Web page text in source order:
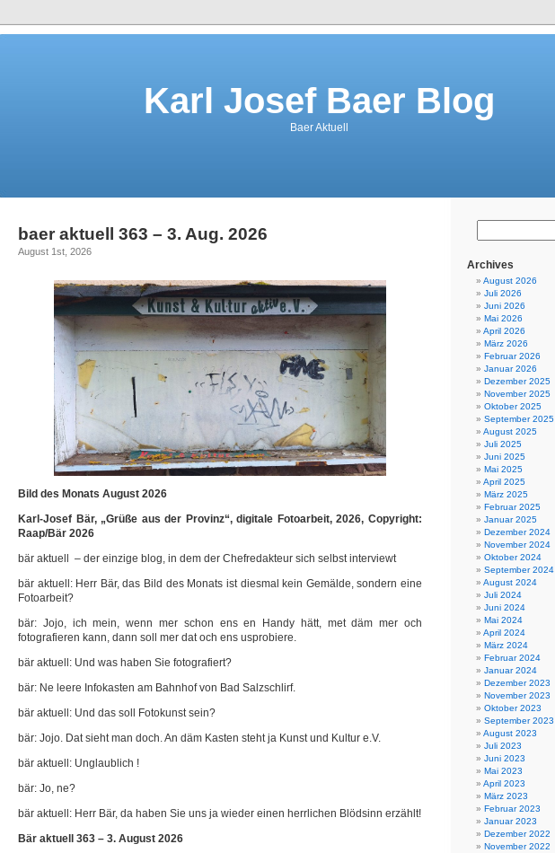
Karl Josef Baer Blog
Baer Aktuell
baer aktuell 363 – 3. Aug. 2026
August 1st, 2026
Bild des Monats August 2026
Karl-Josef Bär, „Grüße aus der Provinz“, digitale Fotoarbeit, 2026, Copyright:
Raap/Bär 2026
bär aktuell – der einzige blog, in dem der Chefredakteur sich selbst interviewt
bär aktuell: Herr Bär, das Bild des Monats ist diesmal kein Gemälde, sondern eine
Fotoarbeit?
bär: Jojo, ich mein, wenn mer schon ens en Handy hätt, met däm mer och
fotografieren kann, dann soll mer dat och ens usprobiere.
bär aktuell: Und was haben Sie fotografiert?
bär: Ne leere Infokasten am Bahnhof von Bad Salzschlirf.
bär aktuell: Und das soll Fotokunst sein?
bär: Jojo. Dat sieht man doch. An däm Kasten steht ja Kunst und Kultur e.V.
bär aktuell: Unglaublich !
bär: Jo, ne?
bär aktuell: Herr Bär, da haben Sie uns ja wieder einen herrlichen Blödsinn erzählt!
Bär aktuell 363 – 3. August 2026
Archives
August 2026
Juli 2026
Juni 2026
Mai 2026
April 2026
März 2026
Februar 2026
Januar 2026
Dezember 2025
November 2025
Oktober 2025
September 2025
August 2025
Juli 2025
Juni 2025
Mai 2025
April 2025
März 2025
Februar 2025
Januar 2025
Dezember 2024
November 2024
Oktober 2024
September 2024
August 2024
Juli 2024
Juni 2024
Mai 2024
April 2024
März 2024
Februar 2024
Januar 2024
Dezember 2023
November 2023
Oktober 2023
September 2023
August 2023
Juli 2023
Juni 2023
Mai 2023
April 2023
März 2023
Februar 2023
Januar 2023
Dezember 2022
November 2022